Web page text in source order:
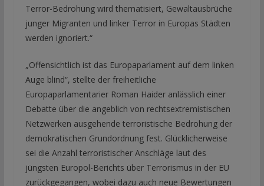
Terror-Bedrohung wird thematisiert, Gewaltausbrüche
junger Migranten und linker Terror in Europas Städten
werden ignoriert.“
„Offensichtlich ist das Europaparlament auf dem linken
Auge blind“, stellte der freiheitliche
Europaparlamentarier Roman Haider anlässlich einer
Debatte über die angeblich von rechtsextremistischen
Netzwerken ausgehende terroristische Bedrohung der
demokratischen Grundordnung fest. Glücklicherweise
sei die Anzahl terroristischer Anschläge laut des
jüngsten Europol-Berichts über Terrorismus in der EU
zurückgegangen, wobei dazu auch neue Bewertungen